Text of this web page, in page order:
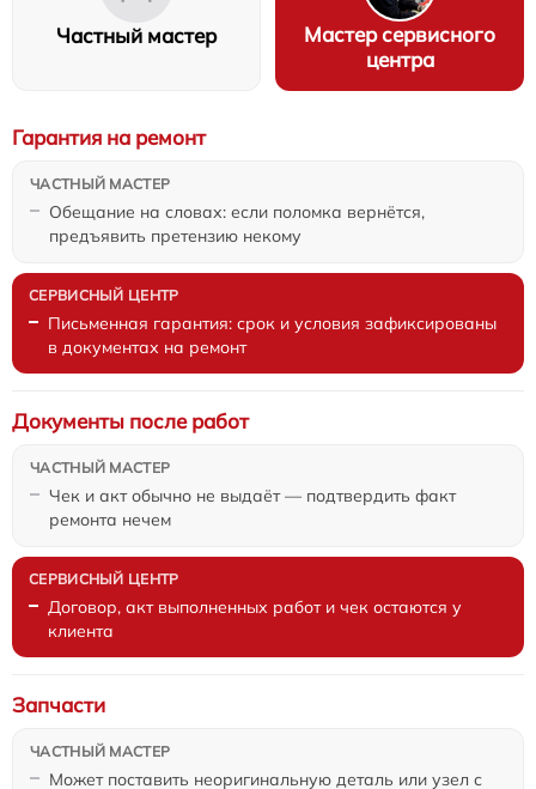
Частный мастер
Мастер сервисного
центра
Обещание на словах: если поломка вернётся,
предъявить претензию некому
Гарантия на ремонт
Письменная гарантия: срок и условия зафиксированы
в документах на ремонт
Чек и акт обычно не выдаёт — подтвердить факт
ремонта нечем
Документы после работ
Договор, акт выполненных работ и чек остаются у
клиента
Может поставить неоригинальную деталь или узел с
Запчасти